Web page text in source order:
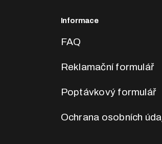
Informace
FAQ
Reklamační formulář
Poptávkový formulář
Ochrana osobních